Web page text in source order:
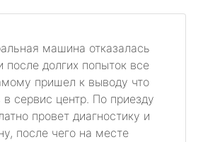
машина отказалась
после долгих попыток все
пришел к выводу что
в сервис центр. По приезду
провет диагностику и
после чего на месте